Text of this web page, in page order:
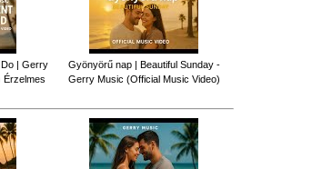
| Gerry
Érzelmes
Gyönyörű nap | Beautiful Sunday -
Gerry Music (Official Music Video)